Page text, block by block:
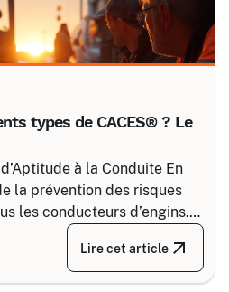
types de CACES® ? Le
à la Conduite En
la prévention des risques
les conducteurs d’engins.
il s’articule autour de 8
divisées selon
Lire cet article